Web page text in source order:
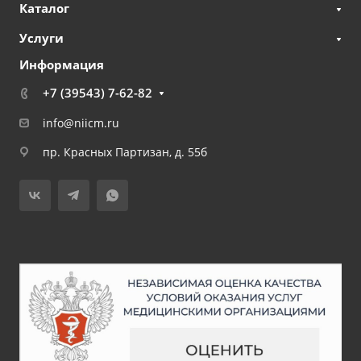
Каталог
Услуги
Информация
+7 (39543) 7-62-82
info@niicm.ru
пр. Красных Партизан, д. 55б